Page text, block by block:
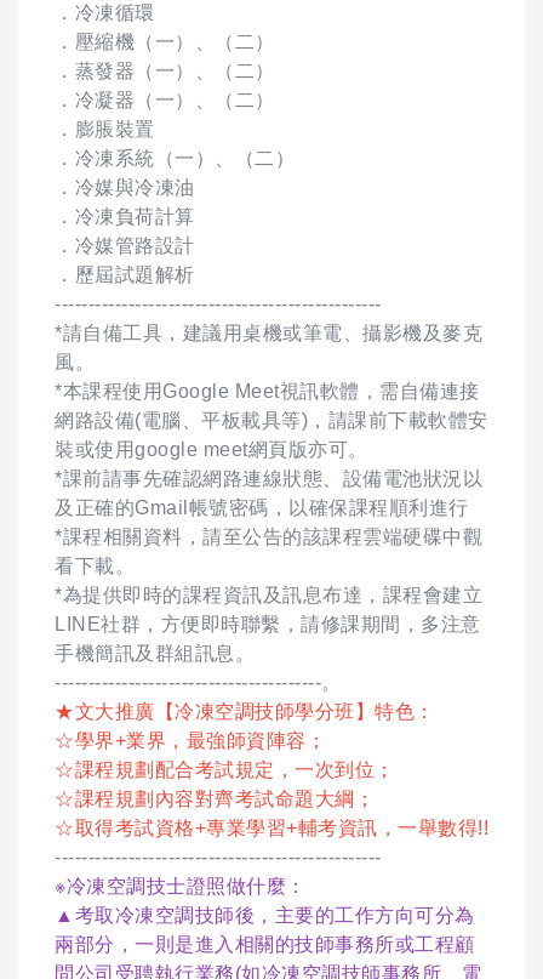
．冷凍循環
．壓縮機（一）、（二）
．蒸發器（一）、（二）
．冷凝器（一）、（二）
．膨脹裝置
．冷凍系統（一）、（二）
．冷媒與冷凍油
．冷凍負荷計算
．冷媒管路設計
．歷屆試題解析
-------------------------------------------------
*請自備工具，建議用桌機或筆電、攝影機及麥克
風。
*本課程使用Google Meet視訊軟體，需自備連接
網路設備(電腦、平板載具等)，請課前下載軟體安
裝或使用google meet網頁版亦可。
*課前請事先確認網路連線狀態、設備電池狀況以
及正確的Gmail帳號密碼，以確保課程順利進行
*課程相關資料，請至公告的該課程雲端硬碟中觀
看下載。
*為提供即時的課程資訊及訊息布達，課程會建立
LINE社群，方便即時聯繫，請修課期間，多注意
手機簡訊及群組訊息。
----------------------------------------。
★文大推廣【冷凍空調技師學分班】特色：
☆學界+業界，最強師資陣容；
☆課程規劃配合考試規定，一次到位；
☆課程規劃內容對齊考試命題大綱；
☆取得考試資格+專業學習+輔考資訊，一舉數得!!
-------------------------------------------------
※冷凍空調技士證照做什麼：
▲考取冷凍空調技師後，主要的工作方向可分為
兩部分，一則是進入相關的技師事務所或工程顧
問公司受聘執行業務(如冷凍空調技師事務所、電